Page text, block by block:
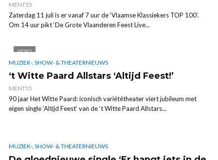
MENT55
Zaterdag 11 juli is er vanaf 7 uur de ‘Vlaamse Klassiekers TOP 100’.
Om 14 uur pikt ‘De Grote Vlaanderen Feest Live...
VIDEO
MUZIEK-, SHOW- & THEATERNIEUWS
‘t Witte Paard Allstars ‘Altijd Feest!’
MENT55
90 jaar Het Witte Paard: iconisch variététheater viert jubileum met
eigen single ‘Altijd Feest‘ van de ‘t Witte Paard Allstars...
MUZIEK-, SHOW- & THEATERNIEUWS